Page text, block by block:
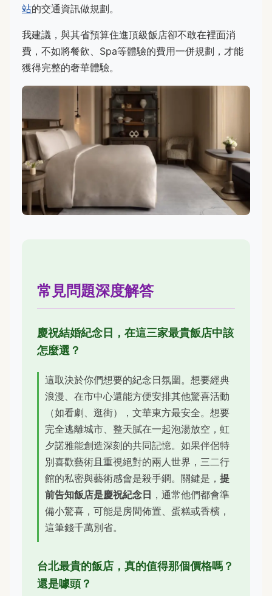
站的交通資訊做規劃。
我建議，與其省預算住進頂級飯店卻不敢在裡面消
費，不如將餐飲、Spa等體驗的費用一併規劃，才能
獲得完整的奢華體驗。
常見問題深度解答
慶祝結婚紀念日，在這三家最貴飯店中該
怎麼選？
這取決於你們想要的紀念日氛圍。想要經典
浪漫、在市中心還能方便安排其他驚喜活動
（如看劇、逛街），文華東方最安全。想要
完全逃離城市、整天膩在一起泡湯放空，虹
夕諾雅能創造深刻的共同記憶。如果伴侶特
別喜歡藝術且重視絕對的兩人世界，三二行
館的私密與藝術感會是殺手鐧。關鍵是， 提
前告知飯店是慶祝紀念日 ，通常他們都會準
備小驚喜，可能是房間佈置、蛋糕或香檳，
這筆錢千萬別省。
台北最貴的飯店，真的值得那個價格嗎？
還是噱頭？